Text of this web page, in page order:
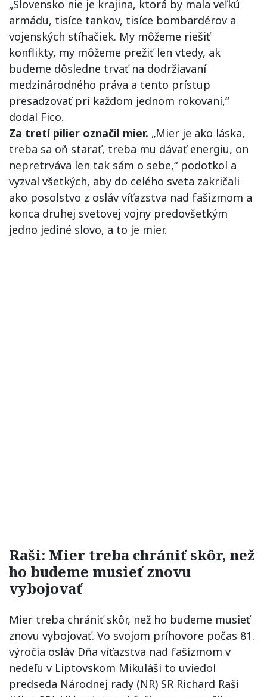
„Slovensko nie je krajina, ktorá by mala veľkú
armádu, tisíce tankov, tisíce bombardérov a
vojenských stíhačiek. My môžeme riešiť
konflikty, my môžeme prežiť len vtedy, ak
budeme dôsledne trvať na dodržiavaní
medzinárodného práva a tento prístup
presadzovať pri každom jednom rokovaní,“
dodal Fico.
Za tretí pilier označil mier. „Mier je ako láska,
treba sa oň starať, treba mu dávať energiu, on
nepretrváva len tak sám o sebe,“ podotkol a
vyzval všetkých, aby do celého sveta zakričali
ako posolstvo z osláv víťazstva nad fašizmom a
konca druhej svetovej vojny predovšetkým
jedno jediné slovo, a to je mier.
Raši: Mier treba chrániť skôr, než
ho budeme musieť znovu
vybojovať
Mier treba chrániť skôr, než ho budeme musieť
znovu vybojovať. Vo svojom príhovore počas 81.
výročia osláv Dňa víťazstva nad fašizmom v
nedeľu v Liptovskom Mikuláši to uviedol
predseda Národnej rady (NR) SR Richard Raši